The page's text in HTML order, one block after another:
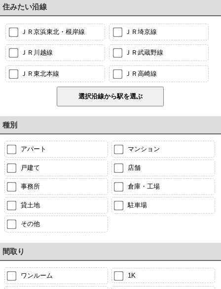
住みたい沿線
ＪＲ京浜東北・根岸線 ＪＲ埼京線
ＪＲ川越線 ＪＲ武蔵野線
ＪＲ東北本線 ＪＲ高崎線
種別
アパート マンション
戸建て 店舗
事務所 倉庫・工場
貸土地 駐車場
その他
間取り
ワンルーム 1K